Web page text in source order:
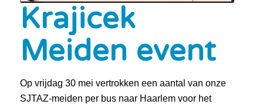
Krajicek
Meiden event
Op vrijdag 30 mei vertrokken een aantal van onze
SJTAZ-meiden per bus naar Haarlem voor het